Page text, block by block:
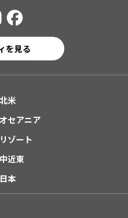
を見る
北米
オセアニア
リゾート
中近東
日本